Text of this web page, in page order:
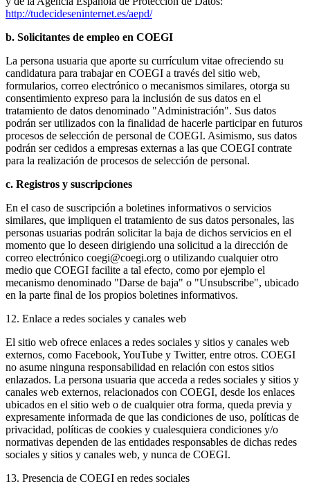
http://tudecideseninternet.es/aepd/
b. Solicitantes de empleo en COEGI
La persona usuaria que aporte su currículum vitae ofreciendo su
candidatura para trabajar en COEGI a través del sitio web,
formularios, correo electrónico o mecanismos similares, otorga su
consentimiento expreso para la inclusión de sus datos en el
tratamiento de datos denominado "Administración". Sus datos
podrán ser utilizados con la finalidad de hacerle participar en futuros
procesos de selección de personal de COEGI. Asimismo, sus datos
podrán ser cedidos a empresas externas a las que COEGI contrate
para la realización de procesos de selección de personal.
c. Registros y suscripciones
En el caso de suscripción a boletines informativos o servicios
similares, que impliquen el tratamiento de sus datos personales, las
personas usuarias podrán solicitar la baja de dichos servicios en el
momento que lo deseen dirigiendo una solicitud a la dirección de
correo electrónico coegi@coegi.org o utilizando cualquier otro
medio que COEGI facilite a tal efecto, como por ejemplo el
mecanismo denominado "Darse de baja" o "Unsubscribe", ubicado
en la parte final de los propios boletines informativos.
12. Enlace a redes sociales y canales web
El sitio web ofrece enlaces a redes sociales y sitios y canales web
externos, como Facebook, YouTube y Twitter, entre otros. COEGI
no asume ninguna responsabilidad en relación con estos sitios
enlazados. La persona usuaria que acceda a redes sociales y sitios y
canales web externos, relacionados con COEGI, desde los enlaces
ubicados en el sitio web o de cualquier otra forma, queda previa y
expresamente informada de que las condiciones de uso, políticas de
privacidad, políticas de cookies y cualesquiera condiciones y/o
normativas dependen de las entidades responsables de dichas redes
sociales y sitios y canales web, y nunca de COEGI.
13. Presencia de COEGI en redes sociales